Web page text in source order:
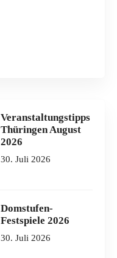
Veranstaltungstipps
Thüringen August
2026
30. Juli 2026
Domstufen-
Festspiele 2026
30. Juli 2026